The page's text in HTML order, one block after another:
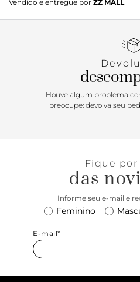
funcional, é o acessório ideal
praticidade e elegância no dia
de sofisticação ao modelo.
na mão ou em viagens.
Vendido e entregue por ZZ MALL
Houve algum problema
preocupe: devolva seu
Fique
das
Informe seu e-mail e
Feminino
E-mail*